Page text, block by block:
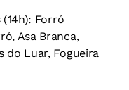
Forró
Asa Branca,
do Luar, Fogueira